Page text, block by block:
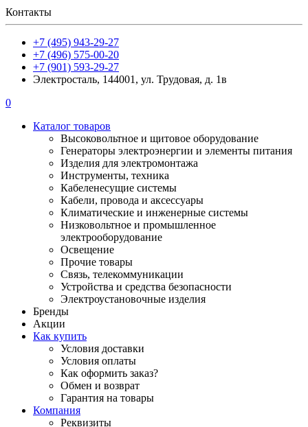
Контакты
+7 (495) 943-29-27
+7 (496) 575-00-20
+7 (901) 593-29-27
Электросталь, 144001, ул. Трудовая, д. 1в
0
Каталог товаров
Высоковольтное и щитовое оборудование
Генераторы электроэнергии и элементы питания
Изделия для электромонтажа
Инструменты, техника
Кабеленесущие системы
Кабели, провода и аксессуары
Климатические и инженерные системы
Низковольтное и промышленное
электрооборудование
Освещение
Прочие товары
Связь, телекоммуникации
Устройства и средства безопасности
Электроустановочные изделия
Бренды
Акции
Как купить
Условия доставки
Условия оплаты
Как оформить заказ?
Обмен и возврат
Гарантия на товары
Компания
Реквизиты